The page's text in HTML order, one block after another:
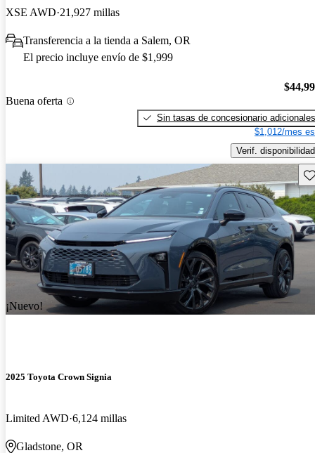
XSE AWD 21,927 millas
Transferencia a la tienda a Salem, OR
El precio incluye envío de $1,999
Buena oferta
Sin tasas de concesionario adicionales
$1,012/mes
Verif. disponibilidad
¡Nuevo!
2025 Toyota Crown Signia
Limited AWD 6,124 millas
Gladstone, OR